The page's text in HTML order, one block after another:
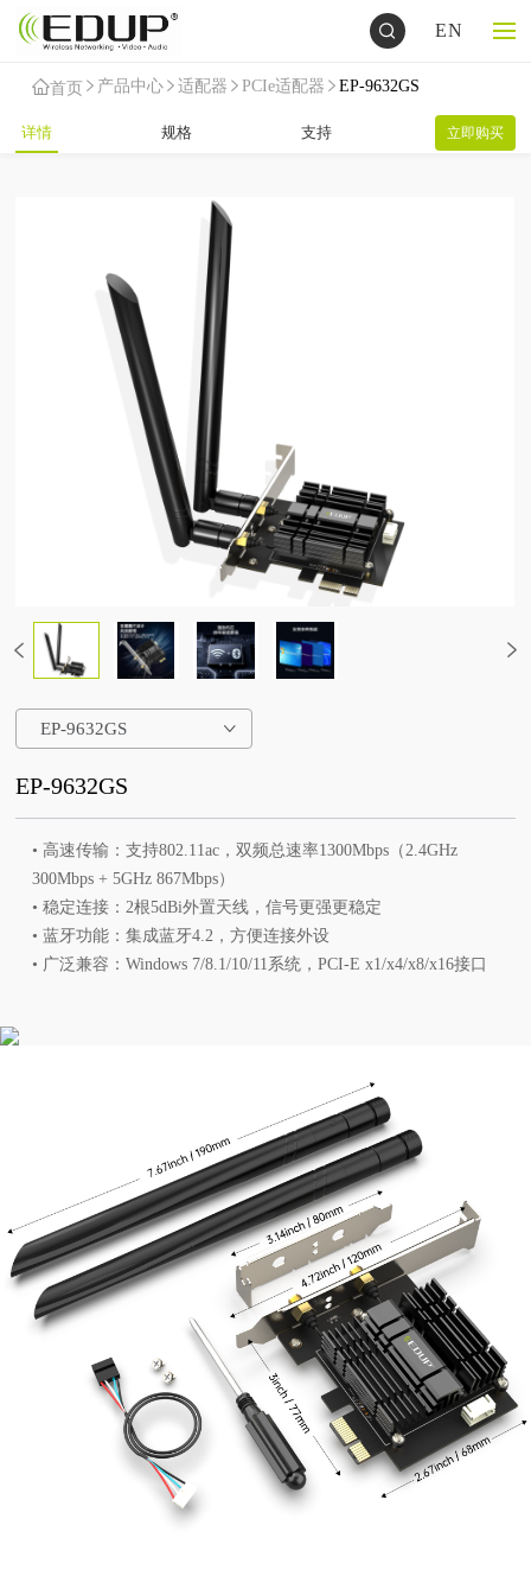
EN
首页 产品中心 适配器 PCIe适配器 EP-9632GS
详情 规格 支持 立即购买
EP-9632GS
EP-9632GS
• 高速传输：支持802.11ac，双频总速率1300Mbps（2.4GHz
300Mbps + 5GHz 867Mbps）
• 稳定连接：2根5dBi外置天线，信号更强更稳定
• 蓝牙功能：集成蓝牙4.2，方便连接外设
• 广泛兼容：Windows 7/8.1/10/11系统，PCI-E x1/x4/x8/x16接口